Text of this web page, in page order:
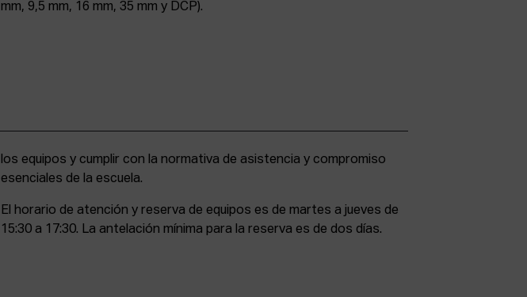
mm, 9,5 mm, 16 mm, 35 mm y DCP).
esenciales de la escuela.
El horario de atención y reserva de equipos es de martes a jueves de
15:30 a 17:30. La antelación mínima para la reserva es de dos días.